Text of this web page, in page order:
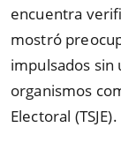
encuentra
mostró
impulsados sin
organismos
Electoral (TSJE).